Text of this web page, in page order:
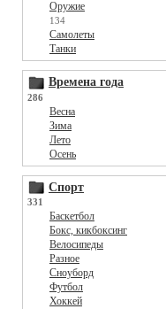
Оружие
134
Самолеты
Танки
Времена года
286
Весна
Зима
Лето
Осень
Спорт
331
Баскетбол
Бокс, кикбоксинг
Велосипеды
Разное
Сноуборд
Футбол
Хоккей